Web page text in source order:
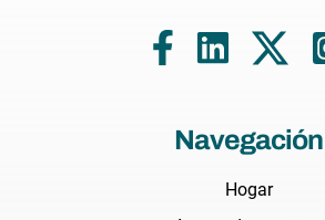
Navegación
Hogar